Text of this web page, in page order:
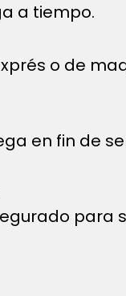
a tiempo.
o de
en fin de
para